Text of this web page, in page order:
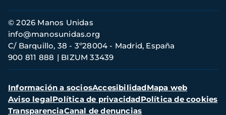
Información
de
contacto
© 2026 Manos Unidas
C/ Barquillo, 38 - 3º28004 - Madrid, España
900 811 888
BIZUM 33439
info@manosunidas.org
Menú
secundario
Información a sociosAccesibilidadMapa web
Aviso legalPolítica de privacidadPolítica de cookies
TransparenciaCanal de denuncias